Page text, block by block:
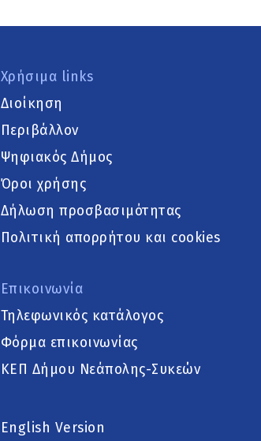
Χρήσιμα links
Διοίκηση
Περιβάλλον
Ψηφιακός Δήμος
Όροι χρήσης
Δήλωση προσβασιμότητας
Πολιτική απορρήτου και cookies
Επικοινωνία
Τηλεφωνικός κατάλογος
Φόρμα επικοινωνίας
ΚΕΠ Δήμου Νεάπολης-Συκεών
English Version